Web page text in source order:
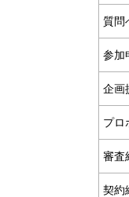
質問
参加
企画
プロ
審査
契約